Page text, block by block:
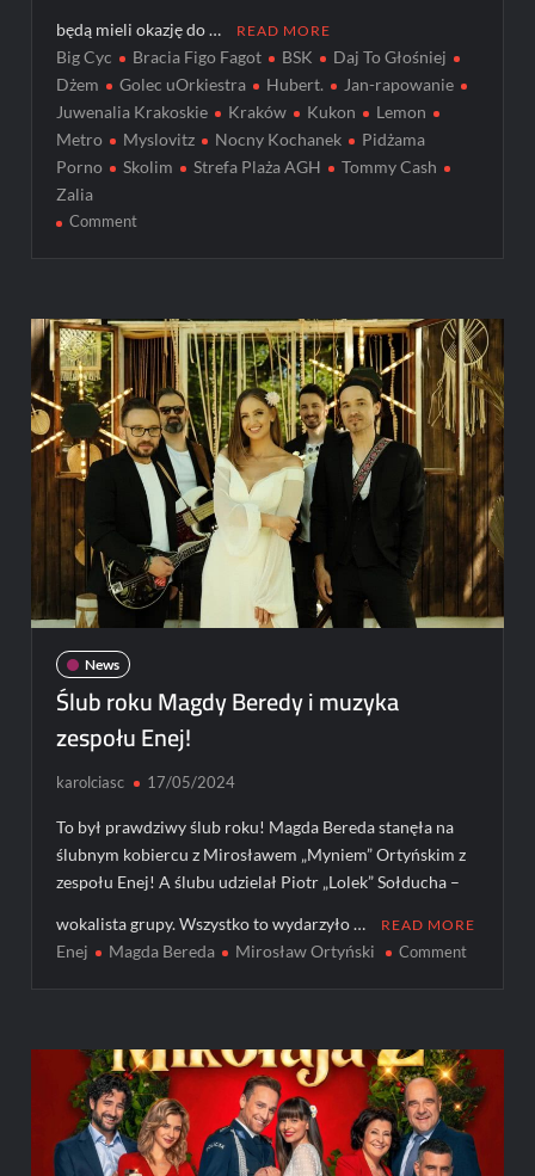
będą mieli okazję do … READ MORE
Big Cyc Bracia Figo Fagot BSK
Daj To Głośniej
Dżem
Golec uOrkiestra Hubert.
Jan-rapowanie
Juwenalia Krakoskie
Kraków Kukon
Lemon
Metro
Myslovitz Nocny Kochanek
Pidżama
Porno
Skolim Strefa Plaża AGH
Tommy Cash
Zalia
Commenton
za
chwilę
zawładną
miastem!
News
Ślub roku Magdy Beredy i muzyka
zespołu Enej!
karolciasc 17/05/2024
To był prawdziwy ślub roku! Magda Bereda stanęła na
ślubnym kobiercu z Mirosławem „Myniem” Ortyńskim z
zespołu Enej! A ślubu udzielał Piotr „Lolek” Sołducha –
wokalista grupy. Wszystko to wydarzyło … READ MORE
Enej Magda Bereda Mirosław Ortyński Commenton
Beredy
i
muzyka
zespołu
Enej!